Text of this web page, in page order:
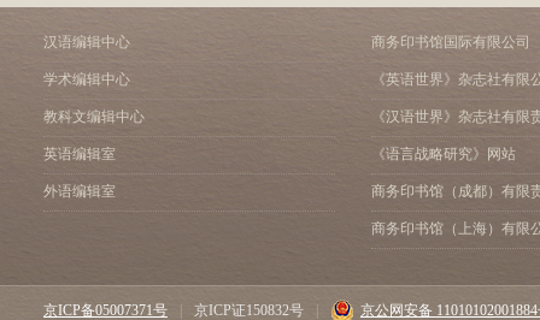
汉语编辑中心
学术编辑中心
教科文编辑中心
英语编辑室
外语编辑室
商务印书馆国际有限公司
《英语世界》杂志社有限
《汉语世界》杂志社有限
《语言战略研究》网站
商务印书馆（成都）有限
商务印书馆（上海）有限
京ICP备05007371号 京ICP证150832号
京公网安备